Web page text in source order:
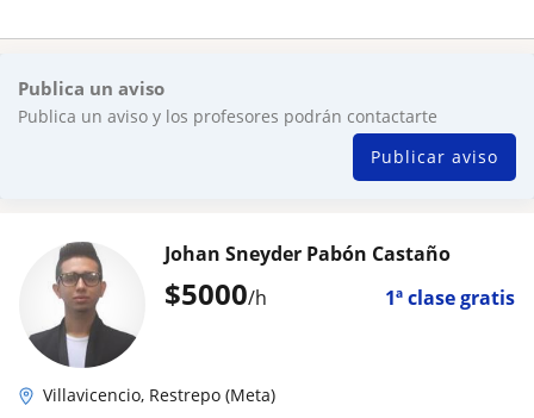
Publica un aviso
Publica un aviso y los profesores podrán contactarte
Publicar aviso
$5000/h 1ª clase gratis
Johan Sneyder Pabón Castaño
Villavicencio, Restrepo (Meta)